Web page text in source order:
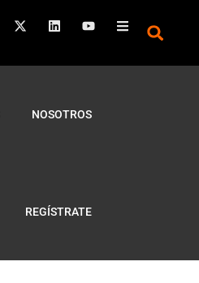
NOSOTROS
REGÍSTRATE